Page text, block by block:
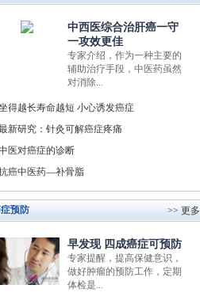
中西医综合治肝癌一守
一攻效更佳
专家介绍，作为一种主要的
辅助治疗手段，中医药虽然
对消除...
得越长寿命越短 小心诱发癌症
新研究：针灸可解癌症疼痛
医对癌症的诊断
癌中医药—补骨脂
预防 >> 更多
早发现 四成癌症可预防
专家提醒，提高保健意识，
做好肿瘤的预防工作，定期
体检是...